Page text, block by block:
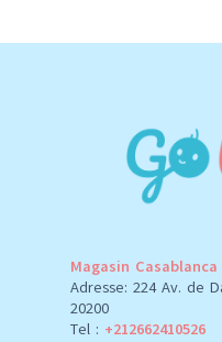
Magasin
Adresse: 224 Av. de
20200
Tel : +212662410526